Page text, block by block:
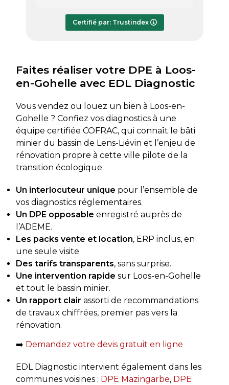
Le rapport de diagnostic m’a été
transmis dès le lundi soir, ce qui est
Certifié par: Trustindex
Faites réaliser votre DPE à Loos-
en-Gohelle avec EDL Diagnostic
Vous vendez ou louez un bien à Loos-en-
Gohelle ? Confiez vos diagnostics à une
équipe certifiée COFRAC, qui connaît le bâti
minier du bassin de Lens-Liévin et l’enjeu de
rénovation propre à cette ville pilote de la
transition écologique.
Un interlocuteur unique pour l’ensemble de
vos diagnostics réglementaires.
Un DPE opposable enregistré auprès de
l’ADEME.
Les packs vente et location, ERP inclus, en
une seule visite.
Des tarifs transparents, sans surprise.
Une intervention rapide sur Loos-en-Gohelle
et tout le bassin minier.
Un rapport clair assorti de recommandations
de travaux chiffrées, premier pas vers la
rénovation.
➡️ Demandez votre devis gratuit en ligne
EDL Diagnostic intervient également dans les
communes voisines : DPE Mazingarbe, DPE